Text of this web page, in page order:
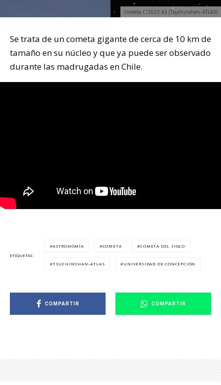
Cometa C/2023 A3 (Tsuchinshan–ATLAS)
Se trata de un cometa gigante de cerca de 10 km de
tamaño en su núcleo y que ya puede ser observado
durante las madrugadas en Chile.
ETIQUETAS
ASTRONOMÍA COMETA COMETA DEL SIGLO
TSUCHINSHAN–ATLAS UNIVERSIDAD DE CONCEPCIÓN
COMPARTIR COMPARTIR